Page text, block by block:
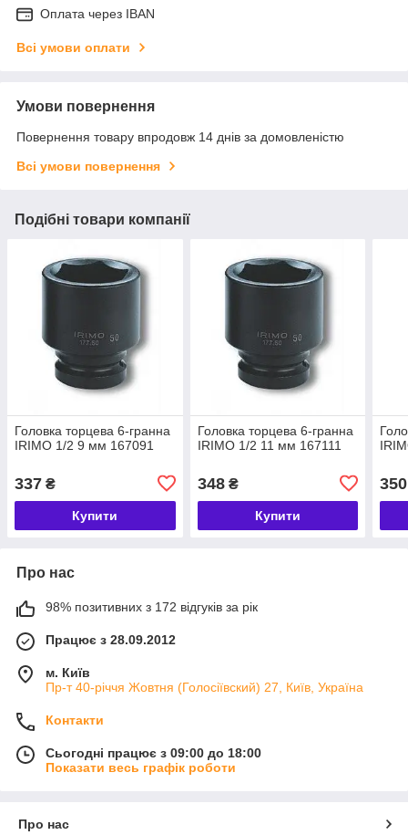
Оплата через IBAN
Всі умови оплати
Умови повернення
Повернення товару впродовж 14 днів за домовленістю
Всі умови повернення
Подібні товари компанії
Головка торцева 6-гранна
IRIMO 1/2 9 мм 167091
337 ₴
Купити
Головка торцева 6-гранна
IRIMO 1/2 11 мм 167111
348₴
Купити
350
Про нас
98% позитивних з 172 відгуків за рік
Працює з 28.09.2012
м. Київ
Пр-т 40-річчя Жовтня (Голосіївский) 27, Київ, Україна
Контакти
Сьогодні працює з 09:00 до 18:00
Показати весь графік роботи
Про нас